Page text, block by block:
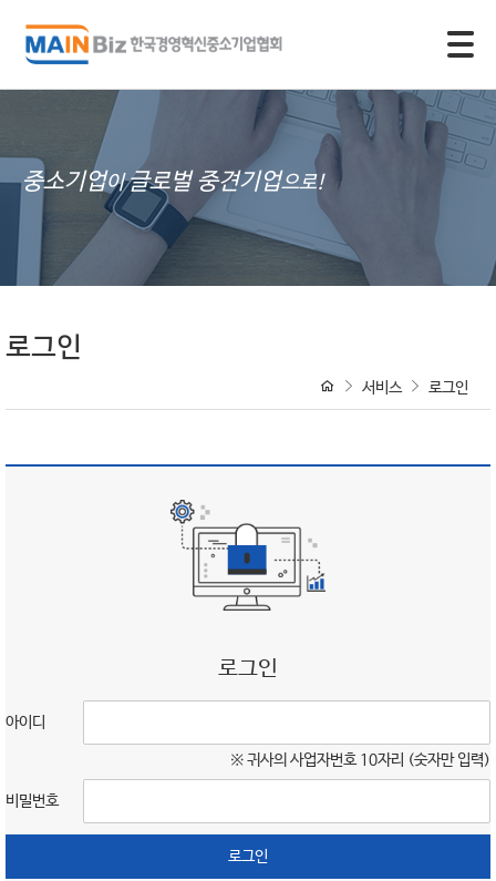
중소기업이글로벌 중견기업으로!
로그인
서비스 로그인
로그인
아이디
※ 귀사의 사업자번호 10자리 (숫자만 입력)
비밀번호
로그인